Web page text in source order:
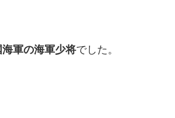
軍の海軍少将でした。